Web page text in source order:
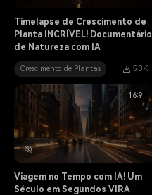
Timelapse de Crescimento de
Planta INCRÍVEL! Documentário
de Natureza com IA
Crescimento de Plantas 5.3K
16:9
Viagem no Tempo com IA! Um
Século em Segundos VIRA